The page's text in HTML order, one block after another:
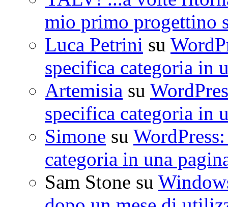
mio primo progettino
Luca Petrini su
specifica categoria in
Artemisia su
specifica categoria in
Simone su
categoria in una
Sam Stone su